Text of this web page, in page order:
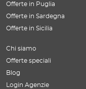
Offerte in Puglia
Offerte in Sardegna
Offerte in Sicilia
Chi siamo
Offerte speciali
Blog
Login Agenzie